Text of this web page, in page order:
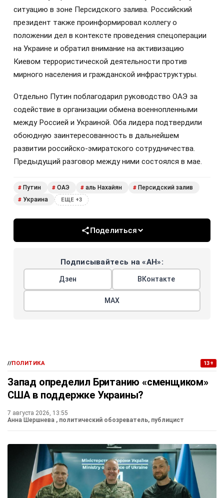
ситуацию в зоне Персидского залива. Российский
президент также проинформировал коллегу о
положении дел в контексте проведения спецоперации
на Украине и обратил внимание на активизацию
Киевом террористической деятельности против
мирного населения и гражданской инфраструктуры.
Отдельно Путин поблагодарил руководство ОАЭ за
содействие в организации обмена военнопленными
между Россией и Украиной. Оба лидера подтвердили
обоюдную заинтересованность в дальнейшем
развитии российско-эмиратского сотрудничества.
Предыдущий разговор между ними состоялся в мае.
# Путин # ОАЭ # аль Нахайян # Персидский залив
# Украина ЕЩЕ +3
Поделиться
Подписывайтесь на «АН»:
Дзен ВКонтакте
МАХ
//ПОЛИТИКА 13+
Запад определил Британию «сменщиком»
США в поддержке Украины?
7 августа 2026, 13:55
Анна Шершнева , политический обозреватель, публицист